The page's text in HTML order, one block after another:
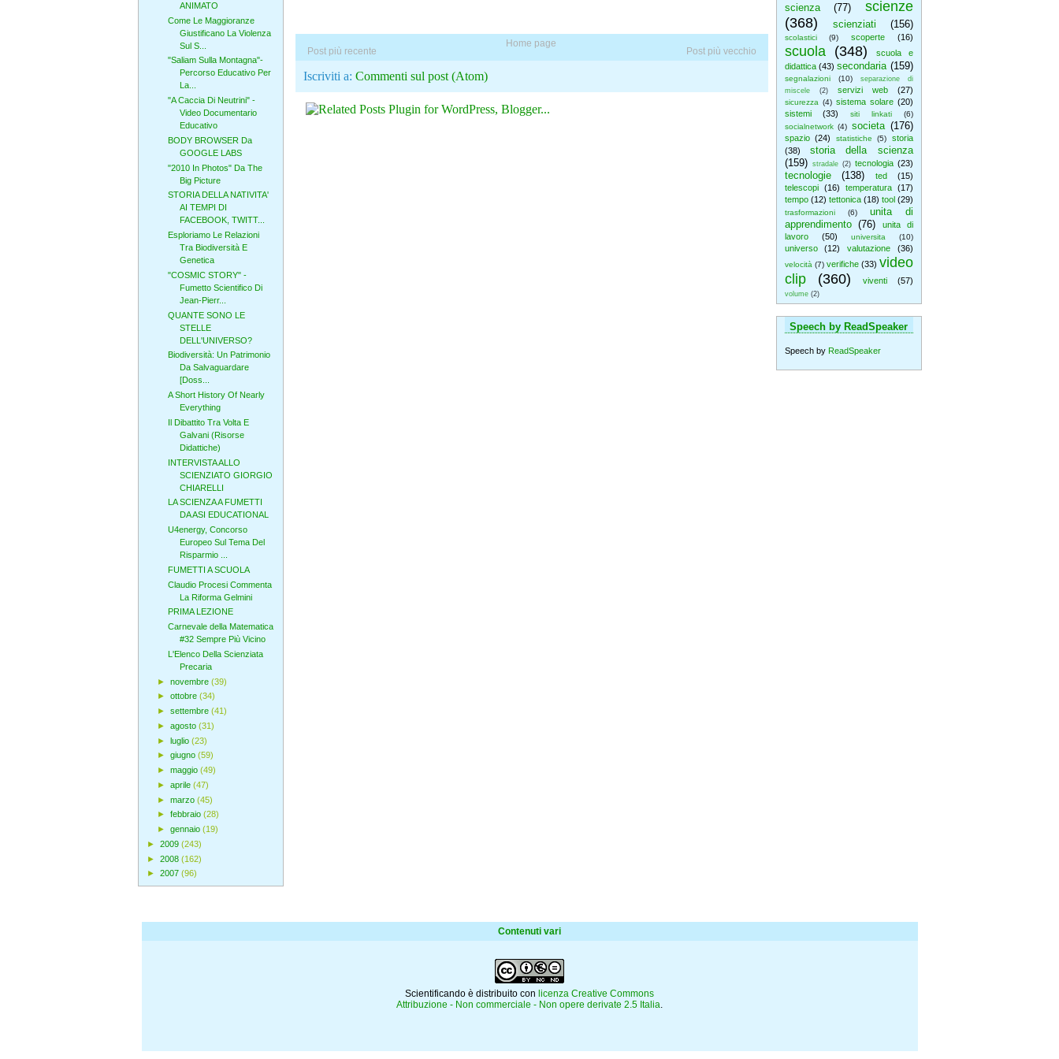
scienza (77)
scienze
(368)
scienziati (156)
scolastici (9) scoperte (16)
scuola (348)
scuola e
didattica (43) secondaria (159)
segnalazioni (10)
separazione di
miscele
(2) servizi web (27)
sicurezza (4) sistema solare (20)
sistemi
(33) siti linkati
(6)
socialnetwork (4) societa (176)
spazio (24) statistiche (5)
storia
(38)
storia della scienza
(159)
stradale (2) tecnologia (23)
tecnologie (138) ted
(15)
telescopi
(16) temperatura
(17)
tempo (12) tettonica (18) tool (29)
trasformazioni (6)
unita di
apprendimento (76)
unita di
lavoro
(50) universita (10)
universo (12) valutazione (36)
velocità (7) verifiche (33) video
clip
(360) viventi (57)
volume (2)
Speech by ReadSpeaker
Speech by ReadSpeaker
Post più recente Post più vecchio
Home page
Iscriviti a: Commenti sul post (Atom)
ANIMATO
Come Le Maggioranze
Giustificano La Violenza
Sul S...
"Saliam Sulla Montagna"-
Percorso Educativo Per
La...
"A Caccia Di Neutrini" -
Video Documentario
Educativo
BODY BROWSER Da
GOOGLE LABS
"2010 In Photos" Da The
Big Picture
STORIA DELLA NATIVITA'
AI TEMPI DI
FACEBOOK, TWITT...
Esploriamo Le Relazioni
Tra Biodiversità E
Genetica
"COSMIC STORY" -
Fumetto Scientifico Di
Jean-Pierr...
QUANTE SONO LE
STELLE
DELL'UNIVERSO?
Biodiversità: Un Patrimonio
Da Salvaguardare
[Doss...
A Short History Of Nearly
Everything
Il Dibattito Tra Volta E
Galvani (Risorse
Didattiche)
INTERVISTA ALLO
SCIENZIATO GIORGIO
CHIARELLI
LA SCIENZA A FUMETTI
DA ASI EDUCATIONAL
U4energy, Concorso
Europeo Sul Tema Del
Risparmio ...
FUMETTI A SCUOLA
Claudio Procesi Commenta
La Riforma Gelmini
PRIMA LEZIONE
Carnevale della Matematica
#32 Sempre Più Vicino
L'Elenco Della Scienziata
Precaria
► novembre (39)
► ottobre (34)
► settembre (41)
► agosto (31)
► luglio (23)
► giugno (59)
► maggio (49)
► aprile (47)
► marzo (45)
► febbraio (28)
► gennaio (19)
► 2009 (243)
► 2008 (162)
► 2007 (96)
Contenuti vari
Scientificando è distribuito con licenza Creative Commons
Attribuzione - Non commerciale - Non opere derivate 2.5 Italia.